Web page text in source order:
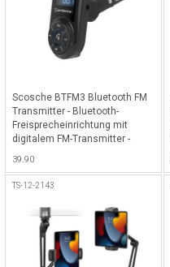
Scosche BTFM3 Bluetooth FM
Transmitter - Bluetooth-
Freisprecheinrichtung mit
digitalem FM-Transmitter -
39.90
TS-12-2143